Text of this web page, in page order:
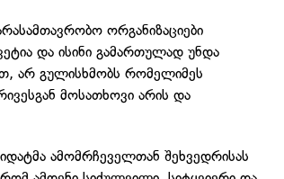
ორგანიზაციები
და ისინი გამართულად უნდა
არ გულისხმობს რომელიმეს
მოსათხოვი არის და
ამომრჩეველთან შეხვედრისას